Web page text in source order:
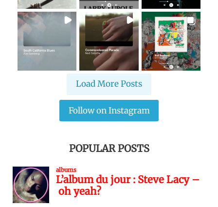
Load More Posts
Follow on Instagram
POPULAR POSTS